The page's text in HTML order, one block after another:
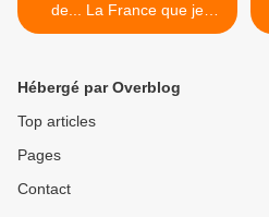
de... La France que je
combats / Kouamouo lu par
Hébergé par Overblog
Top articles
Pages
Contact